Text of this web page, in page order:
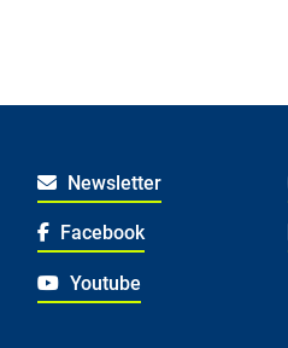
Newsletter
Facebook
Youtube